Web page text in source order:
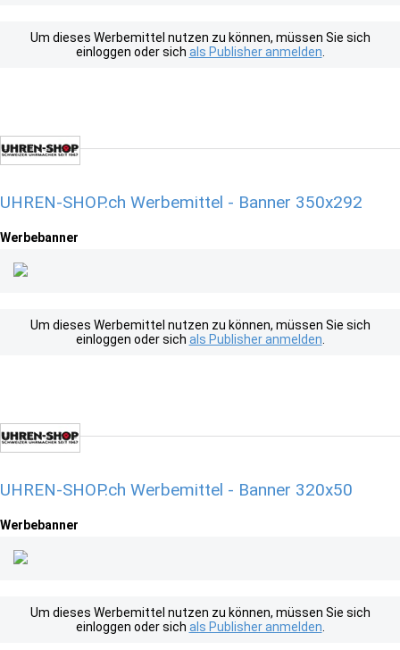
Um dieses Werbemittel nutzen zu können, müssen Sie sich
einloggen oder sich als Publisher anmelden
UHREN-SHOP.ch Werbemittel - Banner 350x292
Werbebanner
Um dieses Werbemittel nutzen zu können, müssen Sie sich
einloggen oder sich als Publisher anmelden
UHREN-SHOP.ch Werbemittel - Banner 320x50
Werbebanner
Um dieses Werbemittel nutzen zu können, müssen Sie sich
einloggen oder sich als Publisher anmelden